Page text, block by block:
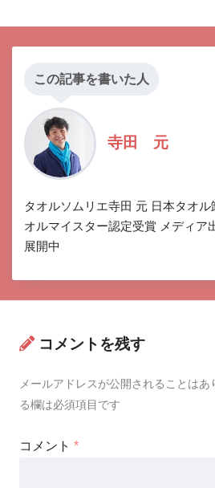
この記事を書いた人
寺田 元
タオルソムリエ寺田 元 日本タオ
オルマイスター認定受賞 メディア
展開中
コメントを残す
メールアドレスが公開されることはあ
る欄は必須項目です
コメント *